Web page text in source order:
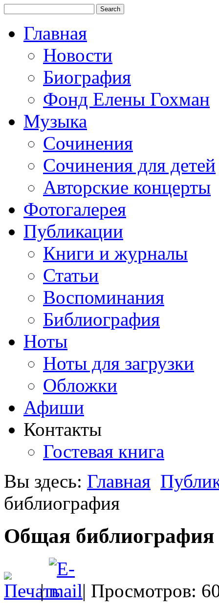
Главная
Новости
Биография
Фонд Елены Гохман
Музыка
Сочинения
Сочинения для детей
Авторские концерты
Фотогалерея
Публикации
Книги и журналы
Статьи
Воспоминания
Библиография
Ноты
Ноты для загрузки
Обложки
Афиши
Контакты
Гостевая книга
Вы здесь: Главная
библиография
Общая библиография
|
| Просмотров: